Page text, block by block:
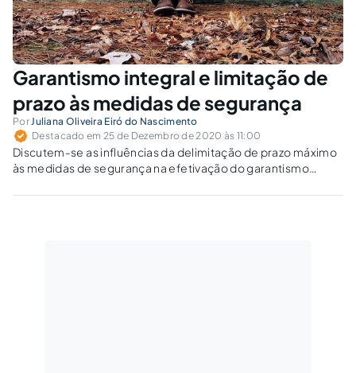
Garantismo integral e limitação de
prazo às medidas de segurança
PorJuliana Oliveira Eiró do Nascimento
Destacado em 25 de Dezembro de 2020 às 11:00
Discutem-se as influências da delimitação de prazo máximo
às medidas de segurança na efetivação do garantismo